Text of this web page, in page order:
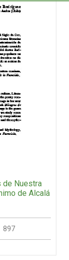
de Nuestra
de Alcalá
897